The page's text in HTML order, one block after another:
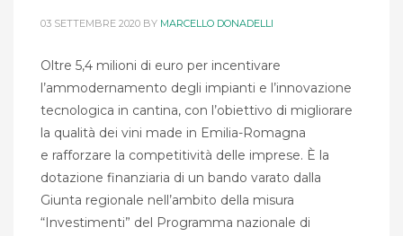
03 SETTEMBRE 2020 BY MARCELLO DONADELLI
Oltre 5,4 milioni di euro per incentivare
l’ammodernamento degli impianti e l’innovazione
tecnologica in cantina, con l’obiettivo di migliorare
la qualità dei vini made in Emilia-Romagna
e rafforzare la competitività delle imprese. È la
dotazione finanziaria di un bando varato dalla
Giunta regionale nell’ambito della misura
“Investimenti” del Programma nazionale di